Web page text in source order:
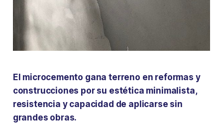
El microcemento gana terreno en reformas y
construcciones por su estética minimalista,
resistencia y capacidad de aplicarse sin
grandes obras.